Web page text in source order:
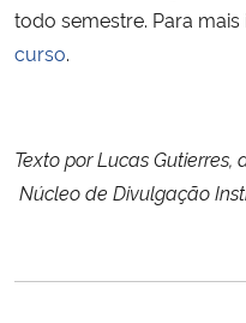
todo semestre. Para
curso.
Texto por Lucas
Núcleo de Divulgação